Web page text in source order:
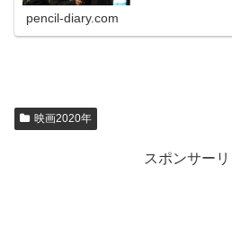
pencil-diary.com
映画2020年
スポンサーリ